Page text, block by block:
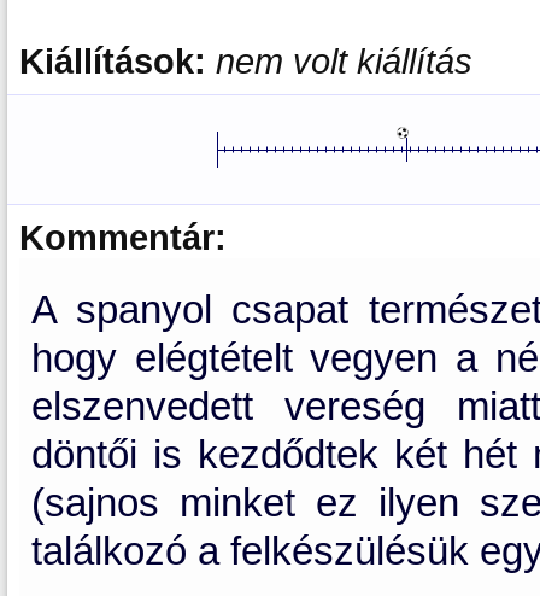
Kiállítások: nem volt kiállítás
Kommentár:
A spanyol csapat
hogy elégtételt vegyen a
elszenvedett vereség
döntői is kezdődtek két
(sajnos minket ez ilyen
találkozó a felkészülésük